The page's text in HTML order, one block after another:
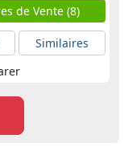
de Vente (8)
Similaires